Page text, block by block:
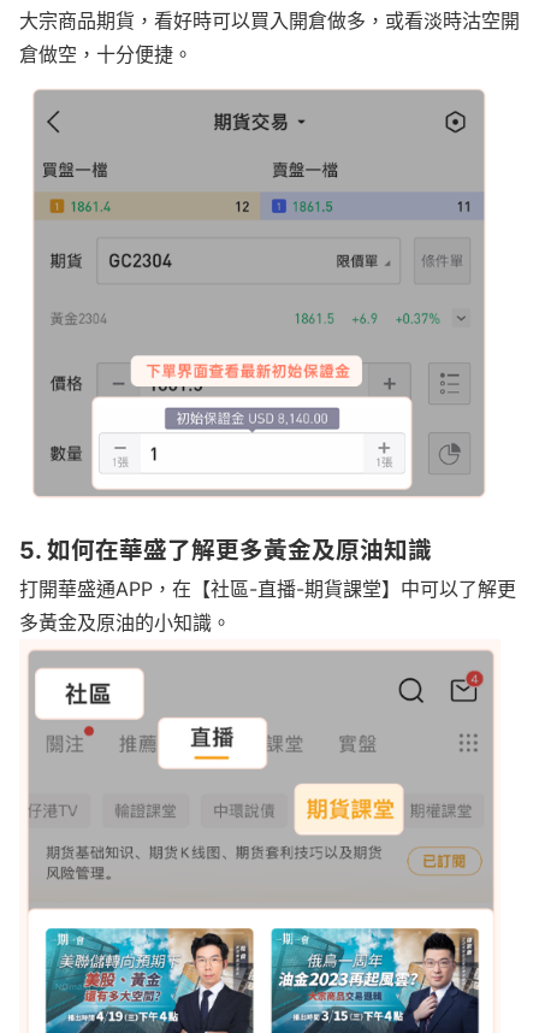
大宗商品期貨，看好時可以買入開倉做多，或看淡時沽空開
倉做空，十分便捷。
5. 如何在華盛了解更多黃金及原油知識
打開華盛通APP，在【社區-直播-期貨課堂】中可以了解更
多黃金及原油的小知識。